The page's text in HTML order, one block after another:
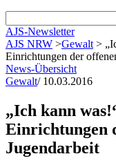
AJS-Newsletter
AJS NRW >Gewalt >
Einrichtungen der
News-Übersicht
Gewalt/ 10.03.2016
„Ich kann
Einrichtungen
Jugendarbeit